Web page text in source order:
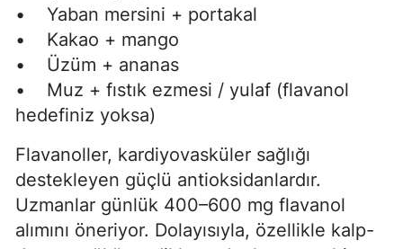
• Yaban mersini + portakal
• Kakao + mango
• Üzüm + ananas
• Muz + fıstık ezmesi / yulaf (flavanol
hedefiniz yoksa)
Flavanoller, kardiyovasküler sağlığı
destekleyen güçlü antioksidanlardır.
Uzmanlar günlük 400–600 mg flavanol
alımını öneriyor. Dolayısıyla, özellikle kalp-